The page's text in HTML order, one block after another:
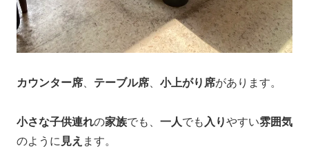
カウンター席、 テーブル席、 小上がり席があります。
小さな子供連れの家族でも、 一人でも入りやすい雰囲気
のように見え ます。